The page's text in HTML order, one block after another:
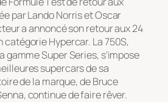
par Lando Norris et Oscar
a annoncé son retour aux 24
catégorie Hypercar. La 750S,
gamme Super Series, s’impose
supercars de sa
de la marque, de Bruce
continue de faire rêver.